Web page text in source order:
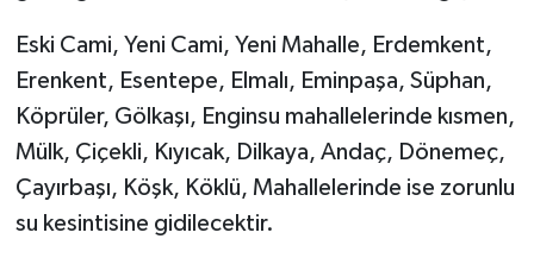
Eski Cami, Yeni Cami, Yeni Mahalle, Erdemkent,
Erenkent, Esentepe, Elmalı, Eminpaşa, Süphan,
Köprüler, Gölkaşı, Enginsu mahallelerinde kısmen,
Mülk, Çiçekli, Kıyıcak, Dilkaya, Andaç, Dönemeç,
Çayırbaşı, Köşk, Köklü, Mahallelerinde ise zorunlu
su kesintisine gidilecektir.